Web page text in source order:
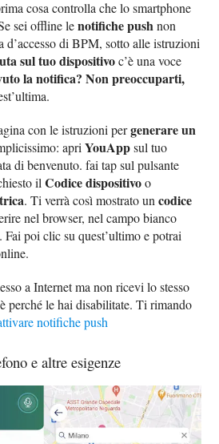
cosa controlla che lo smartphone
sei offline lenotifiche pushnon
d’accesso di BPM, sotto alle istruzioni
sul tuo dispositivoc’è una voce
la notifica? Non preoccuparti,
con le istruzioni pergenerare un
apriYouAppsul tuo
di benvenuto. fai tap sul pulsante
ilCodice dispositivoo
. Ti verrà così mostrato uncodice
nel browser, nel campo bianco
. Fai poi clic su quest’ultimo e potrai
a Internet ma non ricevi lo stesso
perché le hai disabilitate. Ti rimando
notifiche push
e altre esigenze